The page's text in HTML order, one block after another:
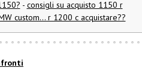
- consigli su acquisto 1150 r
custom... r 1200 c acquistare??